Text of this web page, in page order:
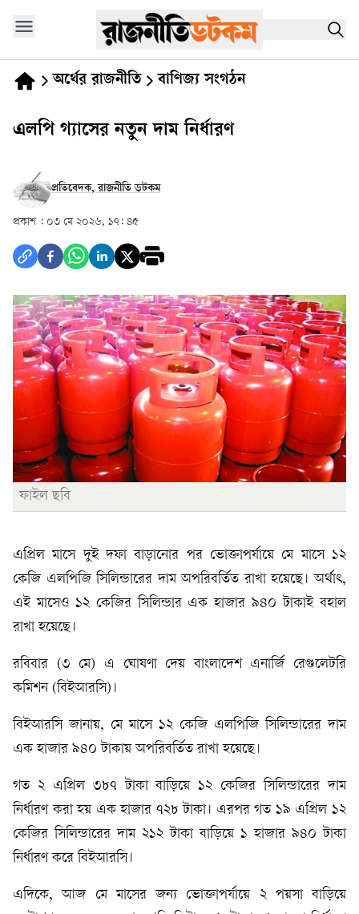
অর্থের রাজনীতি বাণিজ্য সংগঠন
এলপি গ্যাসের নতুন দাম নির্ধারণ
প্রতিবেদক, রাজনীতি ডটকম
প্রকাশ : ০৩ মে ২০২৬, ১৭: ৪৫
ফাইল ছবি
এপ্রিল মাসে দুই দফা বাড়ানোর পর ভোক্তাপর্যায়ে মে মাসে ১২
কেজি এলপিজি সিলিন্ডারের দাম অপরিবর্তিত রাখা হয়েছে। অর্থাৎ,
এই মাসেও ১২ কেজির সিলিন্ডার এক হাজার ৯৪০ টাকাই বহাল
রাখা হয়েছে।
রবিবার (৩ মে) এ ঘোষণা দেয় বাংলাদেশ এনার্জি রেগুলেটরি
কমিশন (বিইআরসি)।
বিইআরসি জানায়, মে মাসে ১২ কেজি এলপিজি সিলিন্ডারের দাম
এক হাজার ৯৪০ টাকায় অপরিবর্তিত রাখা হয়েছে।
গত ২ এপ্রিল ৩৮৭ টাকা বাড়িয়ে ১২ কেজির সিলিন্ডারের দাম
নির্ধারণ করা হয় এক হাজার ৭২৮ টাকা। এরপর গত ১৯ এপ্রিল ১২
কেজির সিলিন্ডারের দাম ২১২ টাকা বাড়িয়ে ১ হাজার ৯৪০ টাকা
নির্ধারণ করে বিইআরসি।
এদিকে, আজ মে মাসের জন্য ভোক্তাপর্যায়ে ২ পয়সা বাড়িয়ে